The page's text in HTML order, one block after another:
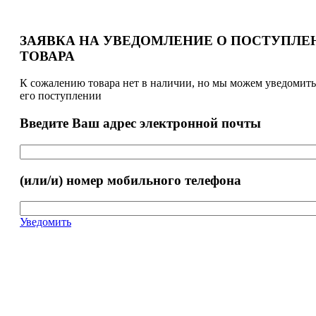
ЗАЯВКА НА УВЕДОМЛЕНИЕ О
ТОВАРА
К сожалению товара нет в наличии, но мы можем
его поступлении
Введите Ваш адрес электронной почты
(или/и) номер мобильного телефона
Уведомить